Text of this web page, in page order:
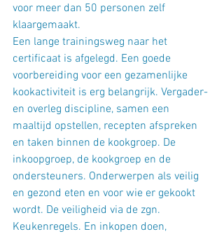
voor meer dan 50 personen zelf
klaargemaakt.
Een lange trainingsweg naar het
certificaat is afgelegd. Een goede
voorbereiding voor een gezamenlijke
kookactiviteit is erg belangrijk. Vergader-
en overleg discipline, samen een
maaltijd opstellen, recepten afspreken
en taken binnen de kookgroep. De
inkoopgroep, de kookgroep en de
ondersteuners. Onderwerpen als veilig
en gezond eten en voor wie er gekookt
wordt. De veiligheid via de zgn.
Keukenregels. En inkopen doen,